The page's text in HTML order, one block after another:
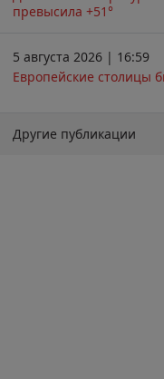
превысила +51°
5 августа 2026 | 16:59
Европейские столицы
Другие публикации